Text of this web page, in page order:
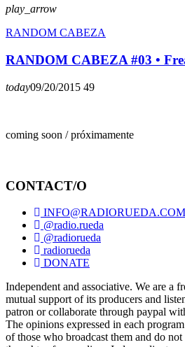
play_arrow
RANDOM CABEZA
RANDOM CABEZA #03 •
today09/20/2015 49
coming soon / próximamente
CONTACT/O
INFO@RADIORUEDA.COM
@radio.rueda
@radiorueda
radiorueda
DONATE
Independent and associative. We are a
mutual support of its producers and
patron or collaborate through paypal
The opinions expressed in each
of those who broadcast them and do not